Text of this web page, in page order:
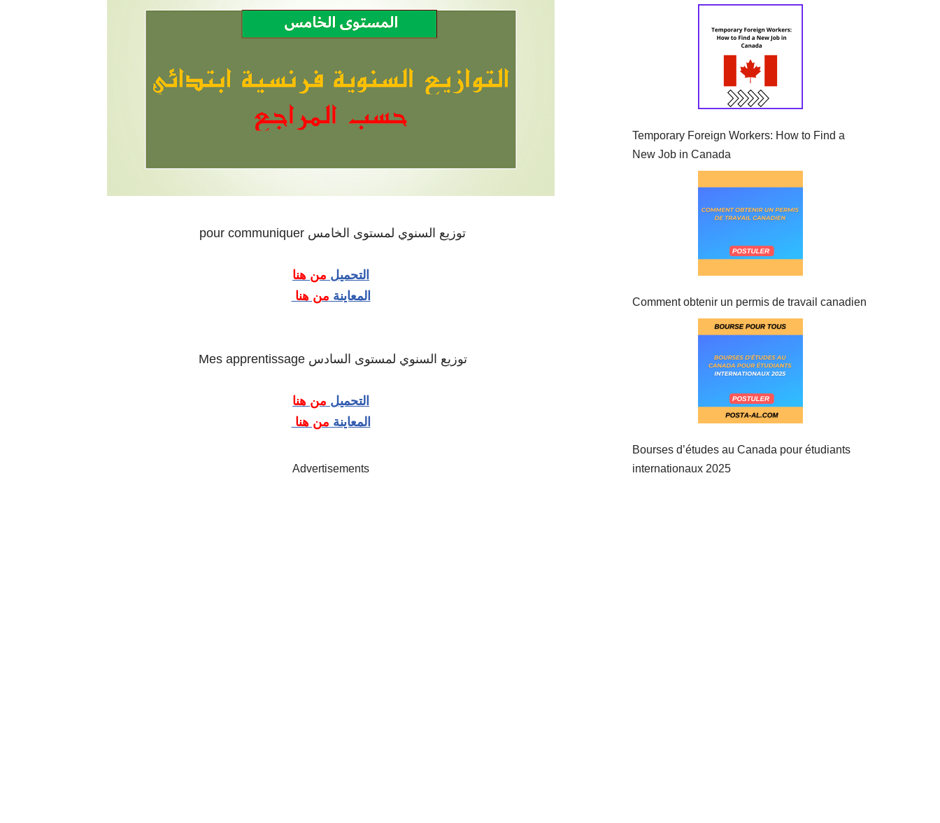
توزيع السنوي لمستوى الخامس pour communiquer
التحميل من هنا
المعاينة من هنا
توزيع السنوي لمستوى السادس Mes apprentissage
التحميل من هنا
المعاينة من هنا
Advertisements
Temporary Foreign Workers: How to Find a
New Job in Canada
Comment obtenir un permis de travail canadien
Bourses d’études au Canada pour étudiants
internationaux 2025